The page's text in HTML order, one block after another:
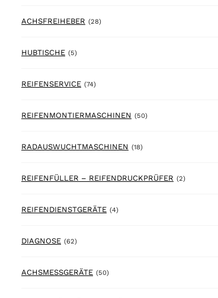
ACHSFREIHEBER (28)28 products
HUBTISCHE (5)5 products
REIFENSERVICE (74)74 products
REIFENMONTIERMASCHINEN (50)50 products
RADAUSWUCHTMASCHINEN (18)18 products
REIFENFÜLLER – REIFENDRUCKPRÜFER (2)2 products
REIFENDIENSTGERÄTE (4)4 products
DIAGNOSE (62)62 products
ACHSMESSGERÄTE (50)50 products